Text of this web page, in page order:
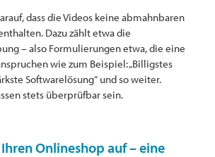
dass die Videos keine abmahnbaren
Dazu zählt etwa die
– also Formulierungen etwa, die eine
wie zum Beispiel: „Billigstes
Softwarelösung“ und so weiter.
stets überprüfbar sein.
Onlineshop auf – eine